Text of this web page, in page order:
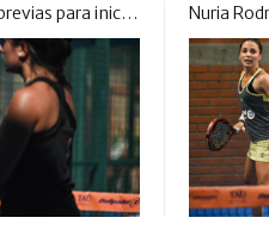
Pelea máxima en las finales de pre-previas para iniciar con varias campanadas el ataque a las previas